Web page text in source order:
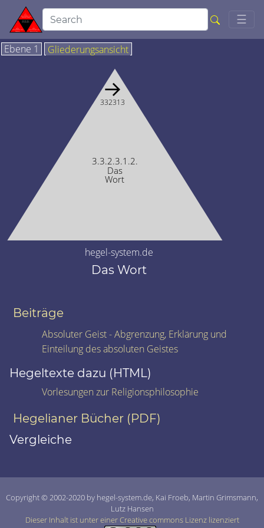
☰
Ebene 1 Gliederungsansicht
3.3.2.3.1.2.
Das
Wort
→
332313
hegel-system.de
Das Wort
Beiträge
Absoluter Geist - Abgrenzung, Erklärung und
Einteilung des absoluten Geistes
Hegeltexte dazu (HTML)
Vorlesungen zur Religionsphilosophie
Hegelianer Bücher (PDF)
Vergleiche
Copyright © 2002-2020 by hegel-system.de, Kai Froeb, Martin Grimsmann,
Lutz Hansen
Dieser Inhalt ist unter einer Creative commons Lizenz lizenziert